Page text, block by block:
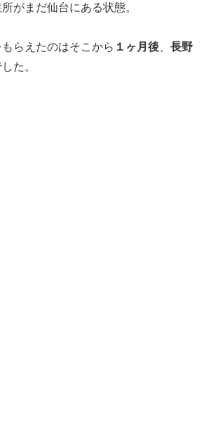
がまだ仙台にある状態。
らえたのはそこから １ヶ月後、 長野
た。